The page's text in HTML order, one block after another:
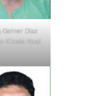
Geiner Diaz
(Costa Rica)